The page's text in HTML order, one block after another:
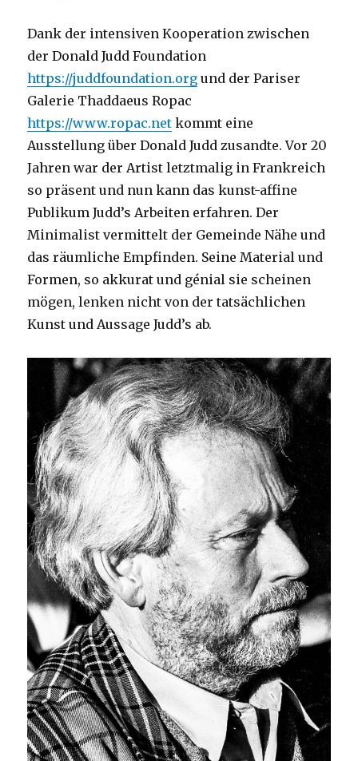
Dank der intensiven Kooperation zwischen
der Donald Judd Foundation
https://juddfoundation.org und der Pariser
Galerie Thaddaeus Ropac
https://www.ropac.net kommt eine
Ausstellung über Donald Judd zusandte. Vor 20
Jahren war der Artist letztmalig in Frankreich
so präsent und nun kann das kunst-affine
Publikum Judd’s Arbeiten erfahren. Der
Minimalist vermittelt der Gemeinde Nähe und
das räumliche Empfinden. Seine Material und
Formen, so akkurat und génial sie scheinen
mögen, lenken nicht von der tatsächlichen
Kunst und Aussage Judd’s ab.